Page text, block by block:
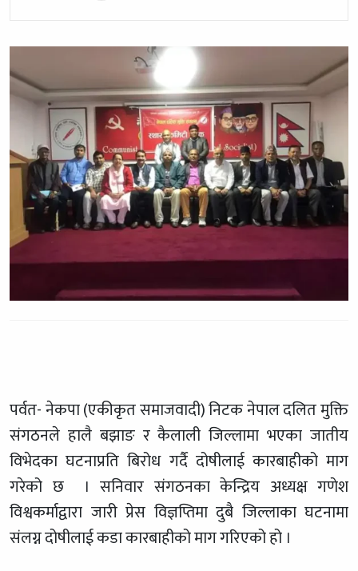
पर्वत- नेकपा (एकीकृत समाजवादी) निटक नेपाल दलित मुक्ति
संगठनले हालै बझाङ र कैलाली जिल्लामा भएका जातीय
विभेदका घटनाप्रति बिरोध गर्दै दोषीलाई कारबाहीको माग
गरेको छ । सनिवार संगठनका केन्द्रिय अध्यक्ष गणेश
विश्वकर्माद्वारा जारी प्रेस विज्ञप्तिमा दुबै जिल्लाका घटनामा
संलग्न दोषीलाई कडा कारबाहीको माग गरिएको हो ।